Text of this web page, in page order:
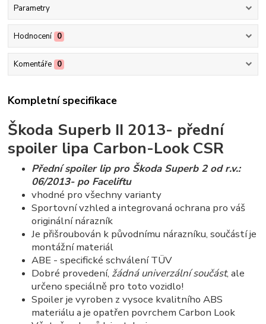
Parametry
Hodnocení 0
Komentáře 0
Kompletní specifikace
Škoda Superb II 2013- přední
spoiler lipa Carbon-Look CSR
Přední spoiler lip pro Škoda Superb 2 od r.v.:
06/2013- po Faceliftu
vhodné pro všechny varianty
Sportovní vzhled a integrovaná ochrana pro váš
originální nárazník
Je přišroubován k původnímu nárazníku, součástí je
montážní materiál
ABE - specifické schválení TÜV
Dobré provedení, žádná univerzální součást, ale
určeno speciálně pro toto vozidlo!
Spoiler je vyroben z vysoce kvalitního ABS
materiálu a je opatřen povrchem Carbon Look